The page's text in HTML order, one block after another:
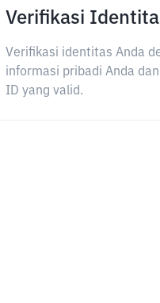
Verifikasi
Verifikasi identitas Anda
informasi pribadi Anda
ID yang valid.